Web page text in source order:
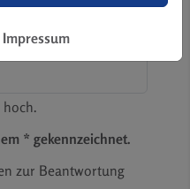
hoch.
* gekennzeichnet.
zur Beantwortung
Impressum